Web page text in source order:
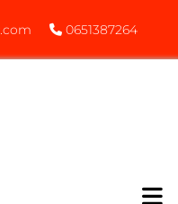
 0651387264